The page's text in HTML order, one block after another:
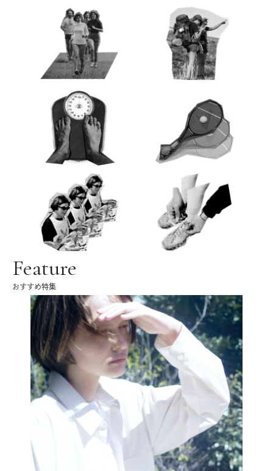
Feature
おすすめ特集